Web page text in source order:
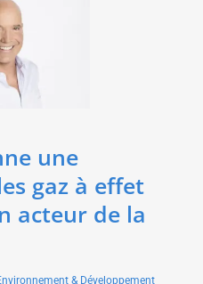
sur les gaz
pour un
de la
&
durable
une
gaz à effet
acteur de la
& Développement